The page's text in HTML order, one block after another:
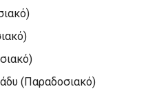
(Παραδοσιακό)